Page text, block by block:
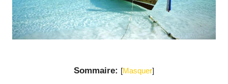
Sommaire: [Masquer]